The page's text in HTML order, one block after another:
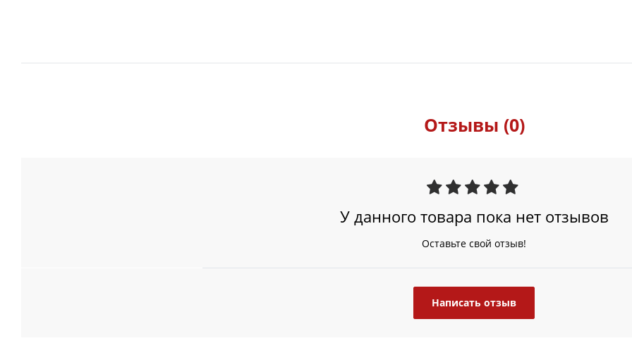
Отзывы (0)
У данного товара пока нет отзывов
Оставьте свой отзыв!
Написать отзыв